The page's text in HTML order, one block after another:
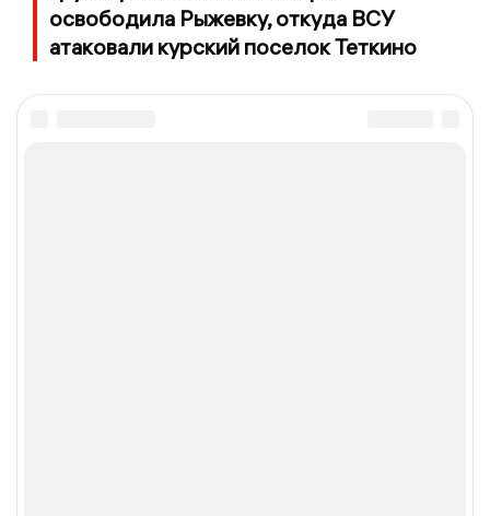
освободила Рыжевку, откуда ВСУ
атаковали курский поселок Теткино